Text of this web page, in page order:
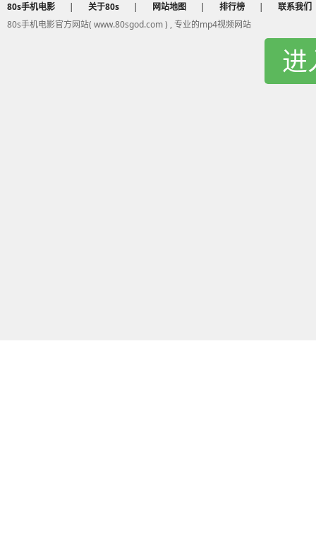
80s手机电影 | 关于80s | 网站地图 | 排行榜 |
联系我们
80s手机电影官方网站( www.80sgod.com ) , 专业的mp4视频网站
进